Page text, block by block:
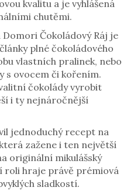
kvalitu a je vyhlášená
chutěmi.
Čokoládový Ráj je
plné čokoládového
vlastních pralinek, nebo
s ovocem či kořením.
čokolády vyrobit
i ty nejnáročnější
jednoduchý recept na
zažene i ten největší
originální mikulášský
roli hraje právě prémiová
sladkostí.